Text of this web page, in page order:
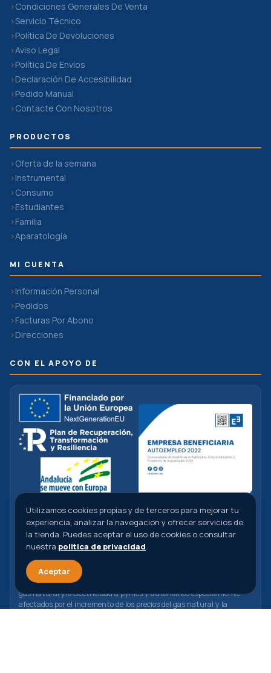
Condiciones Generales De Venta
Servicio Técnico
Política De Devoluciones
Aviso Legal
Política De Envíos
Declaración De Accesibilidad
Pedido Manual
Contacte Con Nosotros
PRODUCTOS
Oferta de la semana
Instrumental
Consumo
Estudiantes
Familia
Aparatología
MI CUENTA
Información Personal
Pedidos
Facturas Por Abono
Direcciones
CON EL APOYO DE
ABC Dental S.L. ha recibido una ayuda de la Unión Europea con
cargo al Programa Operativo FEDER de Andalucía 2014-2020,
financiada como parte de la respuesta de la Unión a la pandemia de
COVID-19 (REACT-UE), para compensar el sobrecoste energético de
gas natural y/o electricidad a pymes y autónomos especialmente
afectados por el incremento de los precios del gas natural y la
Utilizamos cookies propias y de terceros para mejorar tu
experiencia, analizar la navegacion y ofrecer servicios de
la tienda. Puedes aceptar el uso de cookies o consultar
nuestra politica de privacidad.
Aceptar